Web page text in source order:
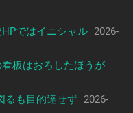
ではイニシャル 2026-
板はおろしたほうが
るも目的達せず 2026-